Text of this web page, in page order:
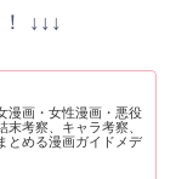
↓↓↓
漫画・女性漫画・悪役
考察、キャラ考察、
とめる漫画ガイドメデ